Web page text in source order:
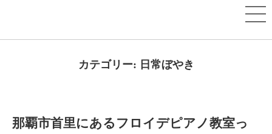
カテゴリー: 日常ぼやき
那覇市首里にあるフロイデピアノ教室っ